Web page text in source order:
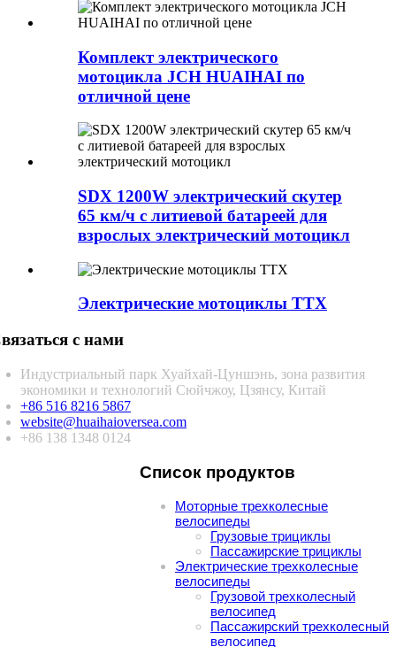
Комплект электрического
мотоцикла JCH HUAIHAI по
отличной цене
SDX 1200W электрический скутер
65 км/ч с литиевой батареей для
взрослых электрический мотоцикл
Электрические мотоциклы ТТХ
с нами
Индустриальный парк Хуайхай-Цуншэнь, зона развития
экономики и технологий Сюйчжоу, Цзянсу, Китай
+86 516 8216 5867
website@huaihaioversea.com
+86 138 1348 0124
Список продуктов
Моторные трехколесные
велосипеды
Грузовые трициклы
Пассажирские трициклы
Электрические трехколесные
велосипеды
Грузовой трехколесный
велосипед
Пассажирский трехколесный
велосипед